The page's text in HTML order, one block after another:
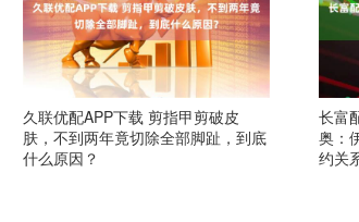
久联优配APP下载 剪指甲剪破皮
肤，不到两年竟切除全部脚趾，到底
什么原因？
长富
奥：
约关